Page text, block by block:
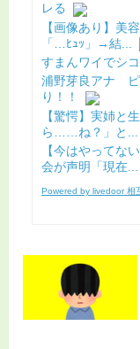
レる
【画像あり】美
「…ﾋｭｯ」→結...
すまんワイでシ
浦野芽良アナ ピ
り！！
【驚愕】実姉と
ら……ね？」と...
【今はやってな
会が声明「現在...
Powered by livedoor 相